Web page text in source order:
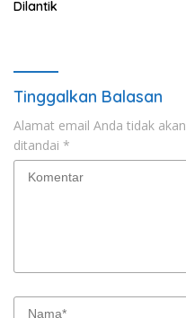
Dilantik
Tinggalkan Balasan
Alamat email Anda tidak
ditandai *